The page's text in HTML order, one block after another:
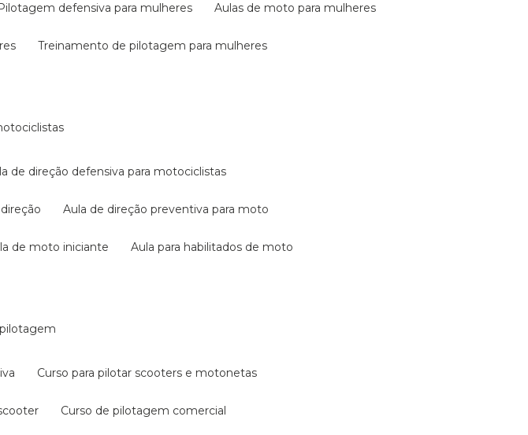
pilotagem defensiva para mulheres aulas de moto para mulheres
treinamento de pilotagem para mulheres
de direção defensiva para motociclistas
aula de direção preventiva para moto
de moto iniciante aula para habilitados de moto
pilotagem
curso para pilotar scooters e motonetas
curso de pilotagem comercial